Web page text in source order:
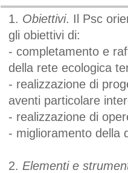
1. Obiettivi. Il Psc
gli obiettivi di:
- completamento e
della rete ecologica
- realizzazione di
aventi particolare
- realizzazione di
- miglioramento della
2. Elementi e